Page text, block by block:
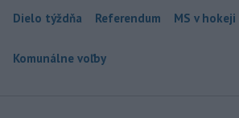
Dielo týždňa Referendum MS v hokeji
Komunálne voľby